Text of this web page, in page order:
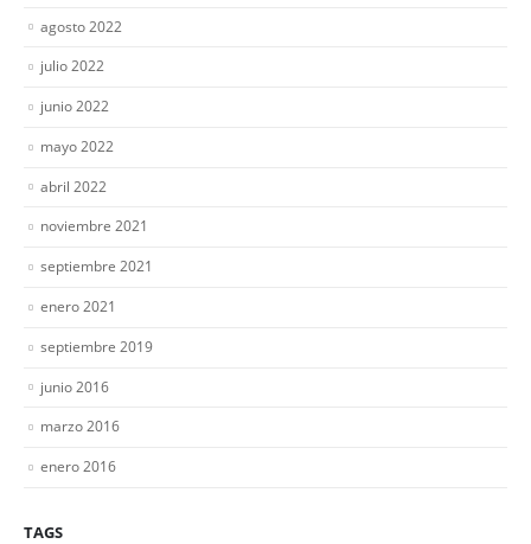
agosto 2022
julio 2022
junio 2022
mayo 2022
abril 2022
noviembre 2021
septiembre 2021
enero 2021
septiembre 2019
junio 2016
marzo 2016
enero 2016
TAGS